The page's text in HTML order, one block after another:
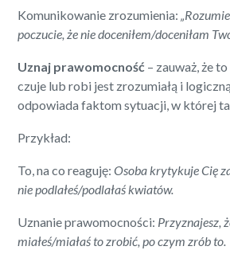
Komunikowanie zrozumienia:
poczucie, że nie doceniłem/doceniłam
Uznaj prawomocność – zauważ, że
czuje lub robi jest zrozumiałą i
odpowiada faktom sytuacji, w której ta
Przykład:
To, na co reaguję: Osoba krytykuje Cię
nie podlałeś/podlałaś kwiatów.
Uznanie prawomocności: Przyznajesz,
miałeś/miałaś to zrobić, po czym zrób to.